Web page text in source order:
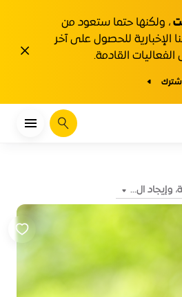
، ولكنها حتما ستعود من
للحصول على آخر
القادمة.
يبحث
وإيجاد ال...